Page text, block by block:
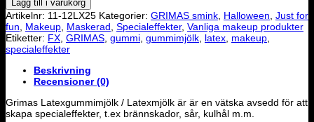
Latex
25ml
mängd
Lägg till i varukorg
Artikelnr: 11-12LX25 Kategorier: GRIMAS smink Halloween Just for
fun
Makeup Maskerad Specialeffekter, Vanliga makeup produkter
Etiketter: FX GRIMAS gummi gummimjölk latex makeup
specialeffekter
Beskrivning
Recensioner (0)
Grimas Latexgummimjölk / Latexmjölk är är en vätska avsedd för att
skapa specialeffekter, t.ex brännskador, sår, kulhål m.m.